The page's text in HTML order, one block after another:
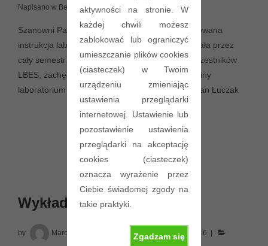
aktywności na stronie. W
każdej chwili możesz
zablokować lub ograniczyć
umieszczanie plików cookies
(ciasteczek) w Twoim
urządzeniu zmieniając
ustawienia przeglądarki
internetowej. Ustawienie lub
pozostawienie ustawienia
przeglądarki na akceptację
cookies (ciasteczek)
oznacza wyrażenie przez
Ciebie świadomej zgody na
takie praktyki.
Zgadzam się
Napisano w Bez kategorii
Szanowni Państwo, Na stronie została zaktualizowana
instrukcja laboratorium, która będzie obowiązywała przez
cały semestr 2016L. W związku z dużą liczbą uczestników
LBES, zachęcam do rejestracji na wczesne terminy
laboratorium (kwietniowe). Pozdrawiam, Sebastian Łuczak
Wykład 24 marca
by Marcin Golanski Posted on 22 marca 2016